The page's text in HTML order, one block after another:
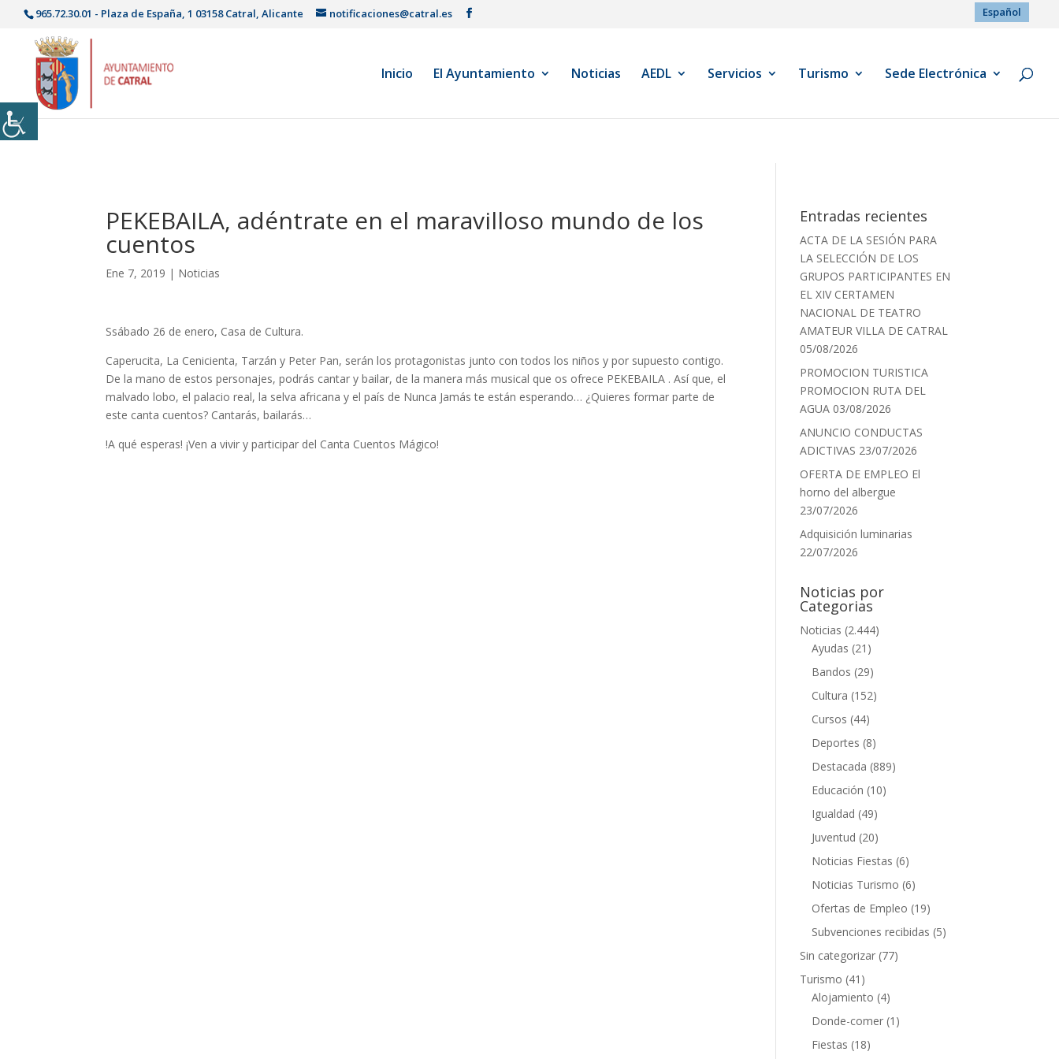
965.72.30.01 - Plaza de España, 1 03158 Catral, Alicante notificaciones@catral.es Español
Inicio El Ayuntamiento Noticias AEDL Servicios Turismo Sede Electrónica
PEKEBAILA, adéntrate en el maravilloso mundo de los
cuentos
Ene 7, 2019 | Noticias
Ssábado 26 de enero, Casa de Cultura.
Caperucita, La Cenicienta, Tarzán y Peter Pan, serán los protagonistas junto con todos los niños y por supuesto contigo.
De la mano de estos personajes, podrás cantar y bailar, de la manera más musical que os ofrece PEKEBAILA . Así que, el
malvado lobo, el palacio real, la selva africana y el país de Nunca Jamás te están esperando… ¿Quieres formar parte de
este canta cuentos? Cantarás, bailarás…
!A qué esperas! ¡Ven a vivir y participar del Canta Cuentos Mágico!
Entradas recientes
ACTA DE LA SESIÓN PARA
LA SELECCIÓN DE LOS
GRUPOS PARTICIPANTES EN
EL XIV CERTAMEN
NACIONAL DE TEATRO
AMATEUR VILLA DE CATRAL
05/08/2026
PROMOCION TURISTICA
PROMOCION RUTA DEL
AGUA 03/08/2026
ANUNCIO CONDUCTAS
ADICTIVAS 23/07/2026
OFERTA DE EMPLEO El
horno del albergue
23/07/2026
Adquisición luminarias
22/07/2026
Noticias por
Categorias
Noticias (2.444)
Ayudas (21)
Bandos (29)
Cultura (152)
Cursos (44)
Deportes (8)
Destacada (889)
Educación (10)
Igualdad (49)
Juventud (20)
Noticias Fiestas (6)
Noticias Turismo (6)
Ofertas de Empleo (19)
Subvenciones recibidas (5)
Sin categorizar (77)
Turismo (41)
Alojamiento (4)
Donde-comer (1)
Fiestas (18)